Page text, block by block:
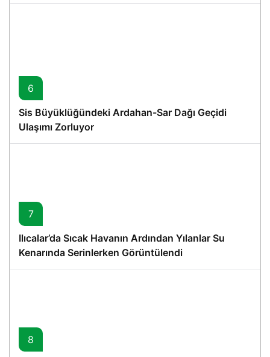
6
Sis Büyüklüğündeki Ardahan-Sar Dağı Geçidi
Ulaşımı Zorluyor
7
Ilıcalar’da Sıcak Havanın Ardından Yılanlar Su
Kenarında Serinlerken Görüntülendi
8